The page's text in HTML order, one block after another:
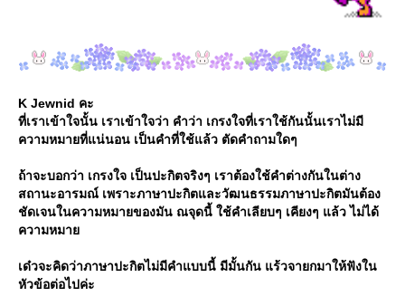
K Jewnid คะ
ที่เราเข้าใจนั้น เราเข้าใจว่า คำว่า เกรงใจที่เราใช้กันนั้นเราไม่มี
ความหมายที่แน่นอน เป็นคำที่ใช้แล้ว ตัดคำถามใดๆ
ถ้าจะบอกว่า เกรงใจ เป็นปะกิตจริงๆ เราต้องใช้คำต่างกันในต่าง
สถานะอารมณ์ เพราะภาษาปะกิตและวัฒนธรรมภาษาปะกิตมันต้อง
ชัดเจนในความหมายของมัน ณจุดนี้ ใช้คำเลียบๆ เคียงๆ แล้ว ไม่ได้
ความหมา
เด๋วจะคิดว่าภาษาปะกิตไม่มีคำแบบนี้ มีมั้นกัน แร้วจายกมาให้ฟังใน
หัวข้อต่อไปค่ะ